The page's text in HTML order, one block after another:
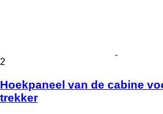
2
Hoekpaneel van de cabine
trekker